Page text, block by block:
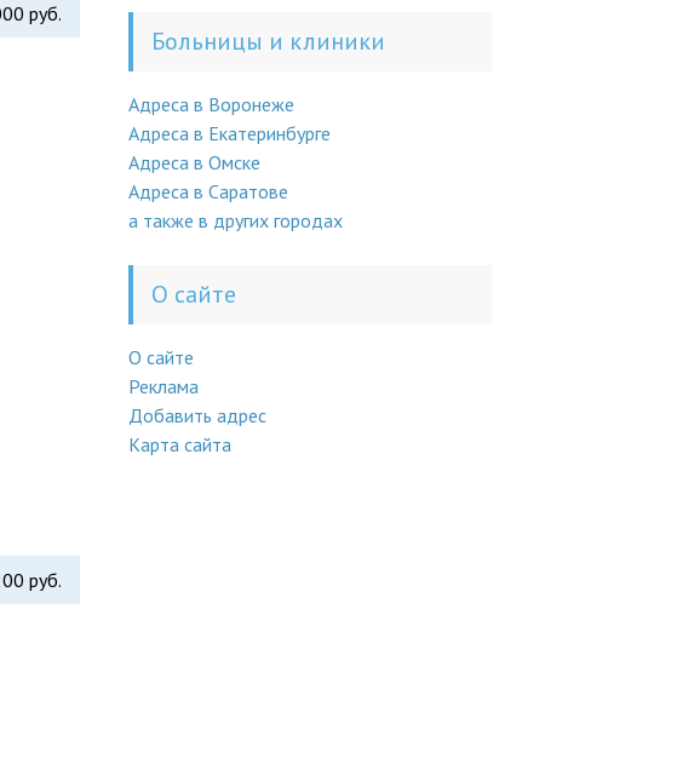
руб.
руб.
Больницы и клиники
Адреса в Воронеже
Адреса в Екатеринбурге
Адреса в Омске
Адреса в Саратове
а также в других городах
О сайте
О сайте
Реклама
Добавить адрес
Карта сайта